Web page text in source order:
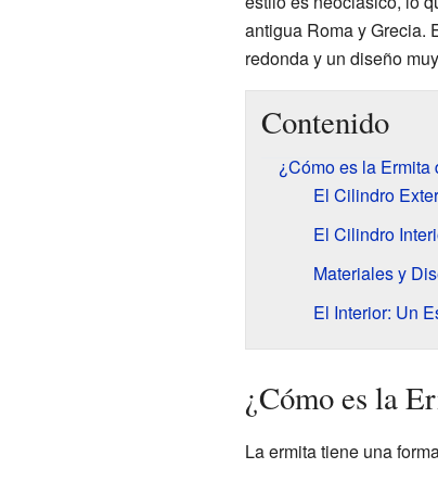
antigua Roma y Grecia.
redonda y un diseño
Contenido
¿Cómo es la Ermita
El Cilindro
El Cilindro
Materiales y
El Interior: Un
¿Cómo es la
La ermita tiene una